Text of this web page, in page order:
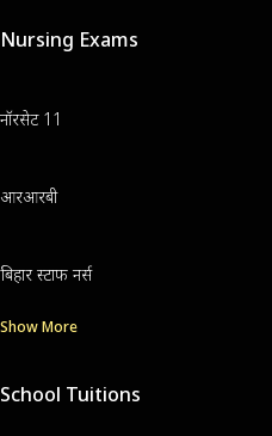
Nursing Exams
नॉरसेट 11
आरआरबी
बिहार स्टाफ नर्स
Show More
School Tuitions